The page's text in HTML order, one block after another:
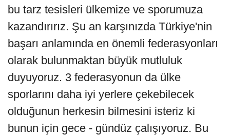
bu tarz tesisleri ülkemize ve sporumuza
kazandırırız. Şu an karşınızda Türkiye'nin
başarı anlamında en önemli federasyonları
olarak bulunmaktan büyük mutluluk
duyuyoruz. 3 federasyonun da ülke
sporlarını daha iyi yerlere çekebilecek
olduğunun herkesin bilmesini isteriz ki
bunun için gece - gündüz çalışıyoruz. Bu